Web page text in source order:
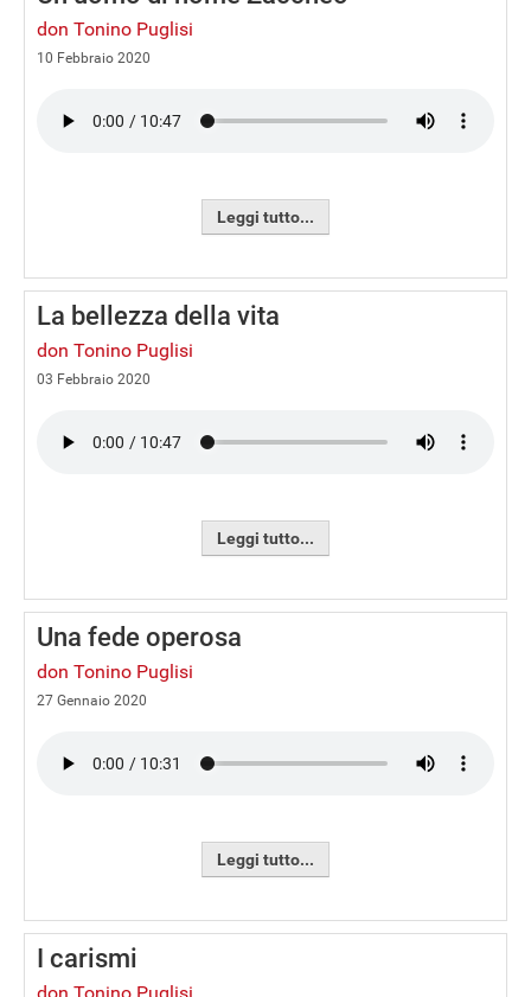
don Tonino Puglisi
10 Febbraio 2020
Leggi tutto...
La bellezza della vita
don Tonino Puglisi
03 Febbraio 2020
Leggi tutto...
Una fede operosa
don Tonino Puglisi
27 Gennaio 2020
Leggi tutto...
I carismi